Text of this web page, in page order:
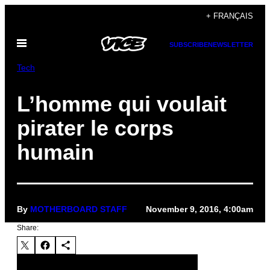
content
+ FRANÇAIS
Open
SUBSCRIBENEWSLETTER
Tech
L’homme qui voulait
pirater le corps
humain
By MOTHERBOARD STAFF November 9, 2016, 4:00am
Share: